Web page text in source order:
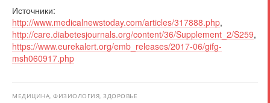
Источники:
http://www.medicalnewstoday.com/articles/317888.php,
http://care.diabetesjournals.org/content/36/Supplement_2/S259,
https://www.eurekalert.org/emb_releases/2017-06/gifg-
msh060917.php
МЕДИЦИНА, ФИЗИОЛОГИЯ, ЗДОРОВЬЕ